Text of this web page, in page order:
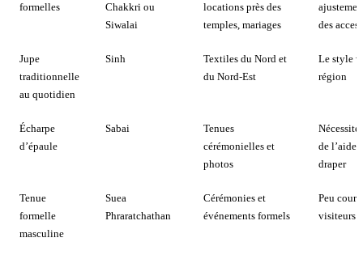
formelles
Chakkri ou
Siwalai
locations près des
temples, mariages
des
Jupe
traditionnelle
au quotidien
Sinh
Textiles du Nord et
du Nord-Est
Le style
région
Écharpe
d’épaule
Sabai
Tenues
cérémonielles et
photos
de l’aide
draper
Tenue
formelle
masculine
Suea
Phraratchathan
Cérémonies et
événements formels
Peu
visiteurs